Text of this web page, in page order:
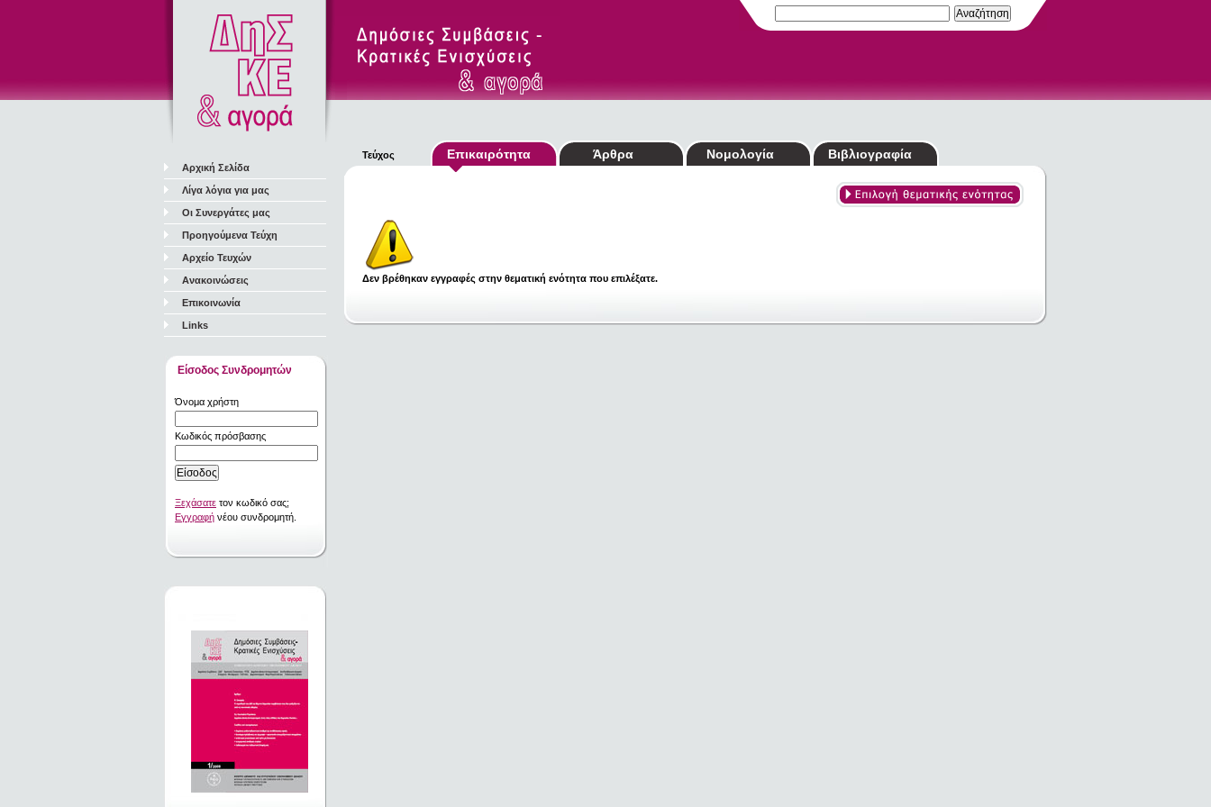
Αρχική Σελίδα
Λίγα λόγια για μας
Οι Συνεργάτες μας
Προηγούμενα Τεύχη
Αρχείο Τευχών
Ανακοινώσεις
Επικοινωνία
Links
Είσοδος Συνδρομητών
Όνομα χρήστη
Κωδικός πρόσβασης
Ξεχάσατε τον κωδικό σας;
Εγγραφή νέου συνδρομητή.
Τεύχος Επικαιρότητα Άρθρα Νομολογία Βιβλιογραφία
Δεν βρέθηκαν εγγραφές στην θεματική ενότητα που επιλέξατε.